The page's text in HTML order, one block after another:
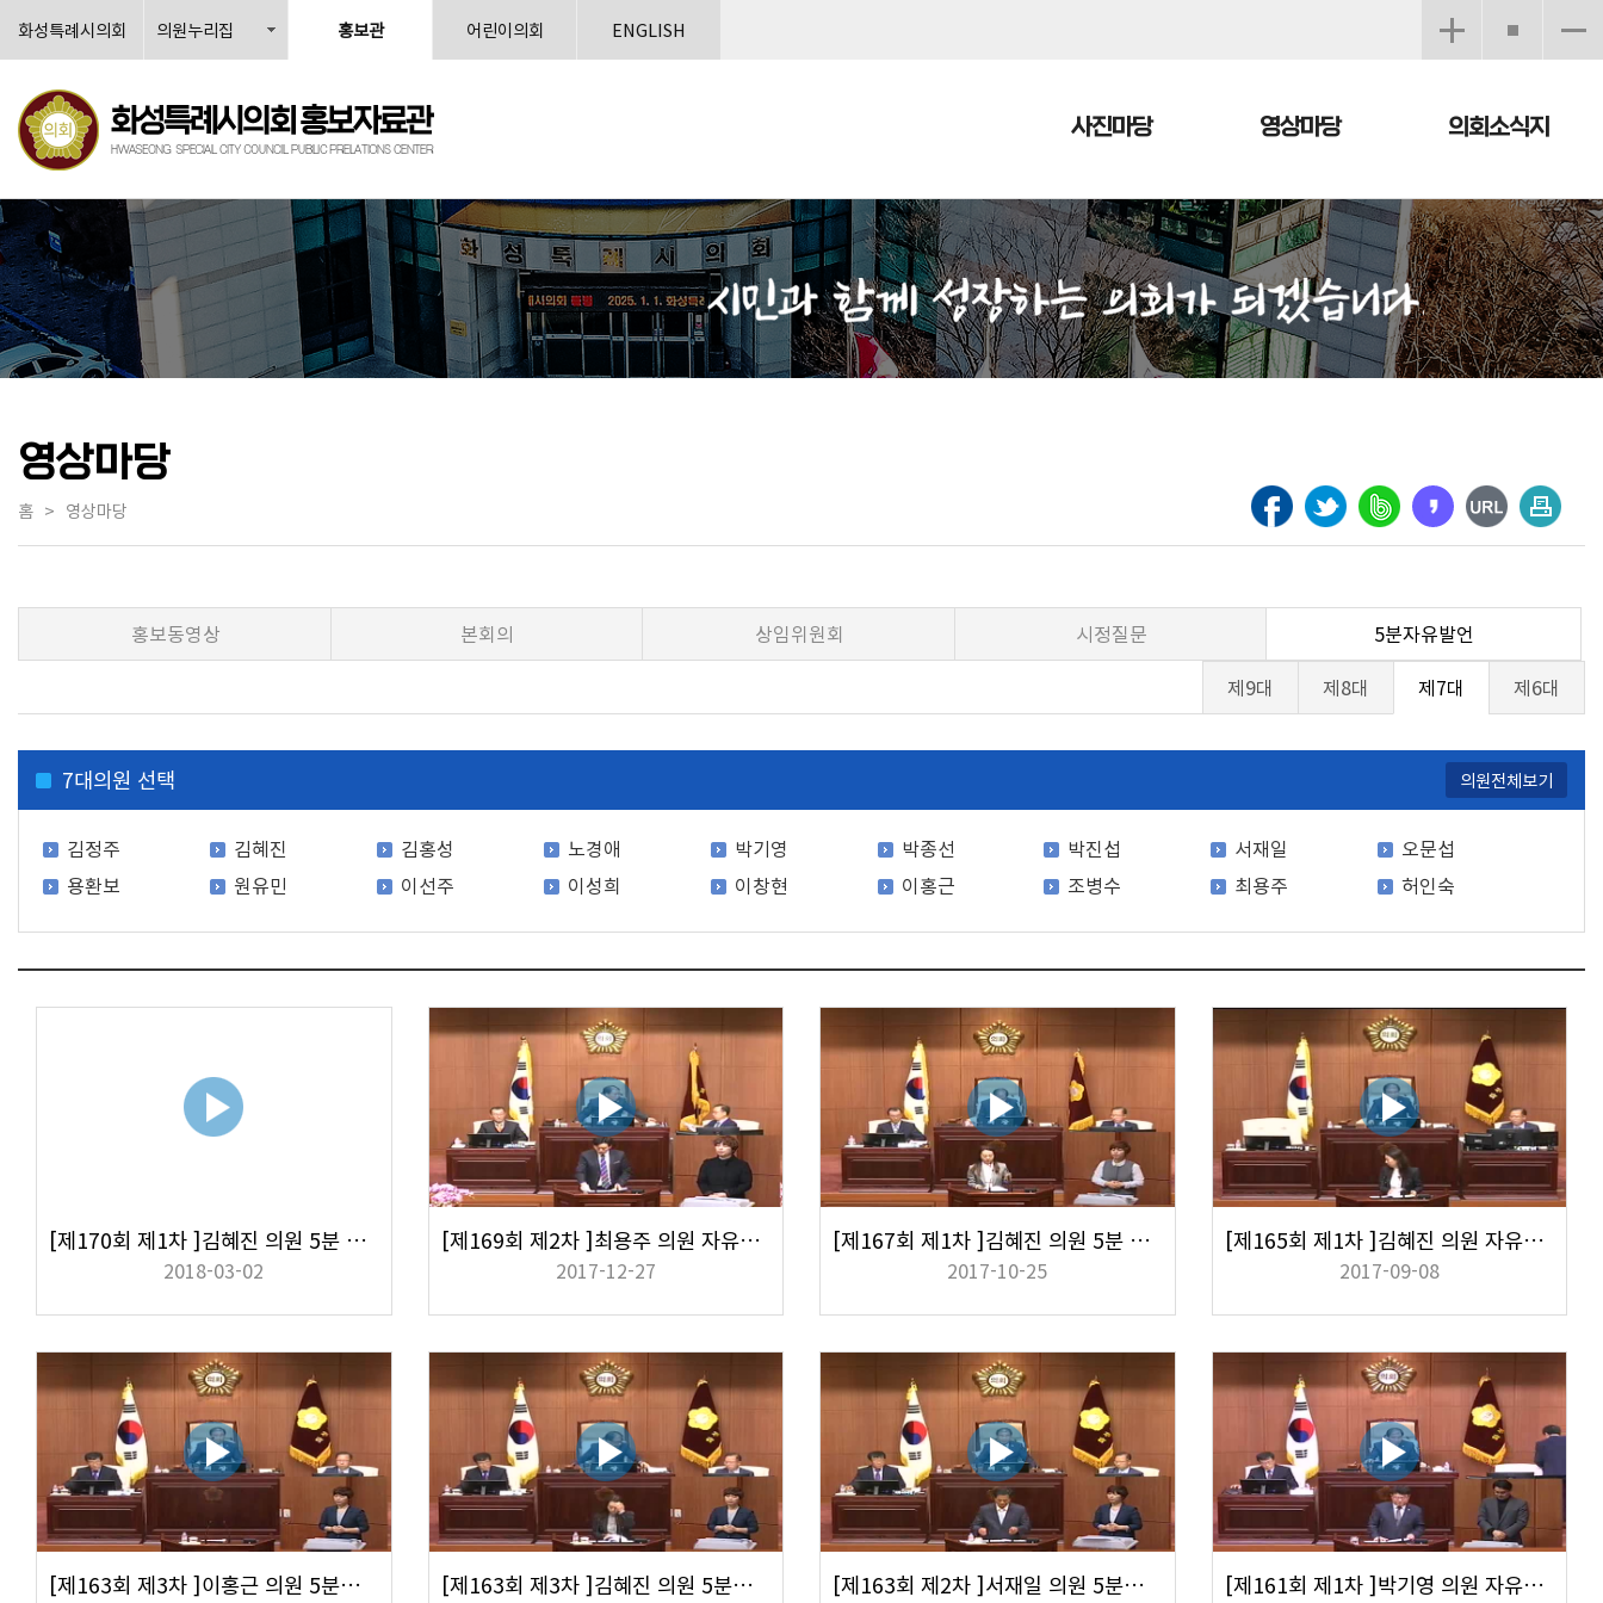
화성특례시의회 의원누리집 홍보관 어린이의회 ENGLISH
사진마당 영상마당 의회소식지
홈 > 영상마당
영상마당
홍보동영상 본회의 상임위원회 시정질문
5분자유발언
제9대
제8대 제7대 제6대
7대의원 선택 의원전체보기
김정주 김혜진 김홍성 노경애 박기영 박종선 박진섭 서재일
오문섭
용환보
원유민 이선주 이성희 이창현 이홍근 조병수 최용주 허인숙
[제170회 제1차 ]김혜진 의원 5분 자유발언
2018-03-02
[제169회 제2차 ]최용주 의원 자유발언
2017-12-27
[제167회 제1차 ]김혜진 의원 5분 자유발언
2017-10-25
[제165회 제1차 ]김혜진 의원 자유발언
2017-09-08
[제163회 제3차 ]이홍근 의원 5분자유발언 [제163회 제3차 ]김혜진 의원 5분자유발언 [제163회 제2차 ]서재일 의원 5분자유발언 [제161회 제1차 ]박기영 의원 자유발언